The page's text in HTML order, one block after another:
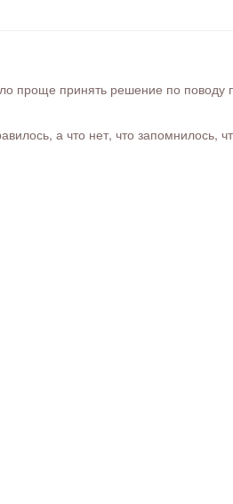
принять решение по поводу
а что нет, что